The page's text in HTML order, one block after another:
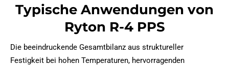
Typische Anwendungen von
Ryton R-4 PPS
Die beeindruckende Gesamtbilanz aus struktureller
Festigkeit bei hohen Temperaturen, hervorragenden